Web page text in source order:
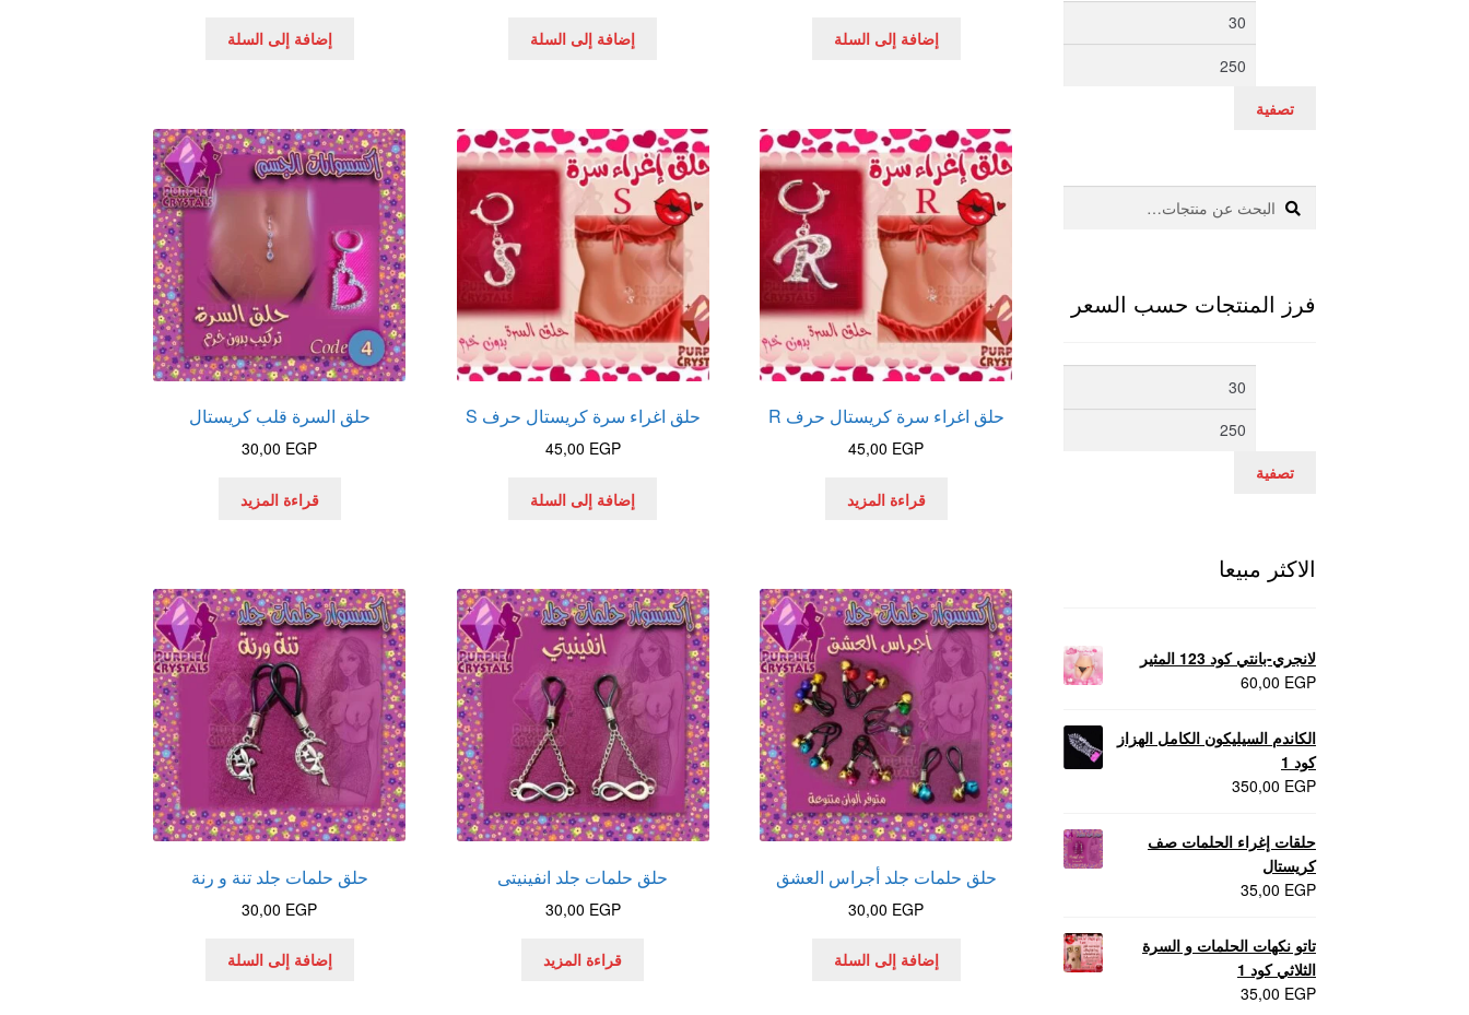
إضافة إلى السلة إضافة إلى السلة إضافة إلى السلة
حلق اغراء سرة كريستال حرف R
45,00 EGP
قراءة المزيد
حلق اغراء سرة كريستال حرف S
45,00 EGP
إضافة إلى السلة
حلق السرة قلب كريستال
30,00 EGP
قراءة المزيد
حلق حلمات جلد أجراس العشق
30,00 EGP
إضافة إلى السلة
حلق حلمات جلد انفينيتى
30,00 EGP
قراءة المزيد
حلق حلمات جلد تنة و رنة
30,00 EGP
إضافة إلى السلة
أدنى
تصفية
البحث
عن:
بحث
فرز المنتجات حسب السعر
أدنى
تصفية
الاكثر مبيعا
لانجري-بانتي كود 123 المثير
60,00 EGP
الكاندم السيليكون الكامل الهزاز
كود 1
350,00 EGP
حلقات إغراء الحلمات صف
كريستال
35,00 EGP
تاتو نكهات الحلمات و السرة
الثلاثي كود 1
35,00 EGP